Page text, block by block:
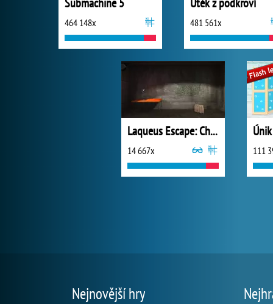
464 148x 481 561x
Laqueus Escape: Chapter 1
14 667x 111
Nejnovější hry